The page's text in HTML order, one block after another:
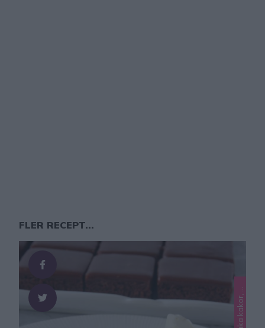
FLER RECEPT...
L
O
e